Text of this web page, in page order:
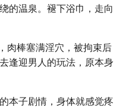
的温泉。褪下浴巾，走向
肉棒塞满淫穴，被拘束后
逢迎男人的玩法，原本身
本子剧情，身体就感觉疼